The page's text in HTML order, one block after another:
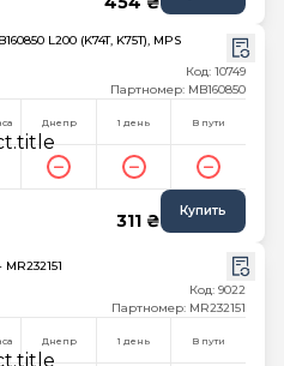
L200 (K74T, K75T), MPS
Код: 10749
Партномер: MB160850
Днепр 1 день В пути
311 ₴ Купить
Код: 9022
Партномер: MR232151
Днепр 1 день В пути